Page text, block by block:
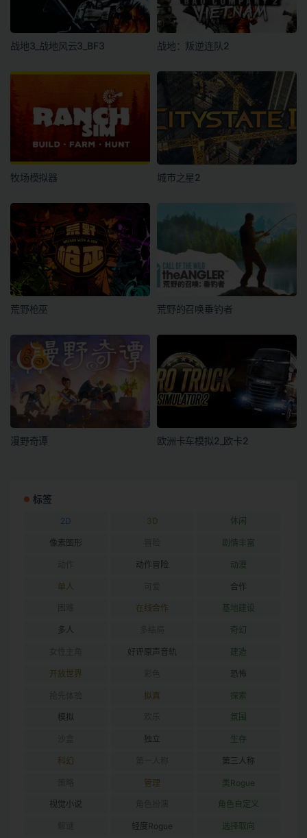
战地3_战地风云3_BF3 战地：叛逆连队2
牧场模拟器 城市之星2
荒野枪巫 荒野的召唤垂钓者
漫野奇谭 欧洲卡车模拟2_欧卡2
标签
2D 3D 休闲
像素图形 剧情丰富
动作冒险 动漫
单人 合作
在线合作 基地建设
多人 奇幻
好评原声音轨 建造
开放世界 恐怖
拟真 探索
模拟 氛围
独立 生存
科幻 第三人称
管理 类Rogue
视觉小说 角色自定义
轻度Rogue 选择取向